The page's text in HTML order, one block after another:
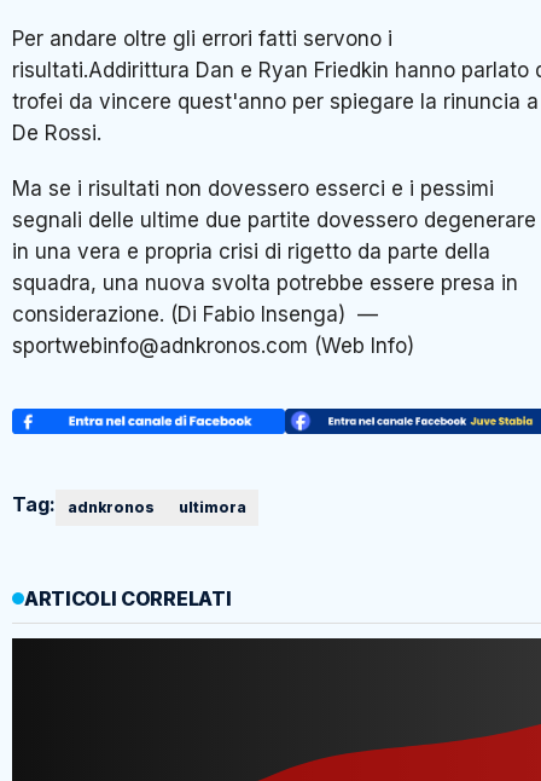
Per andare oltre gli errori fatti servono i
risultati.Addirittura Dan e Ryan Friedkin hanno parlato
trofei da vincere quest'anno per spiegare la rinuncia a
De Rossi.
Ma se i risultati non dovessero esserci e i pessimi
segnali delle ultime due partite dovessero degenerare
in una vera e propria crisi di rigetto da parte della
squadra, una nuova svolta potrebbe essere presa in
considerazione. (Di Fabio Insenga) —
sportwebinfo@adnkronos.com (Web Info)
Tag: adnkronos ultimora
ARTICOLI CORRELATI